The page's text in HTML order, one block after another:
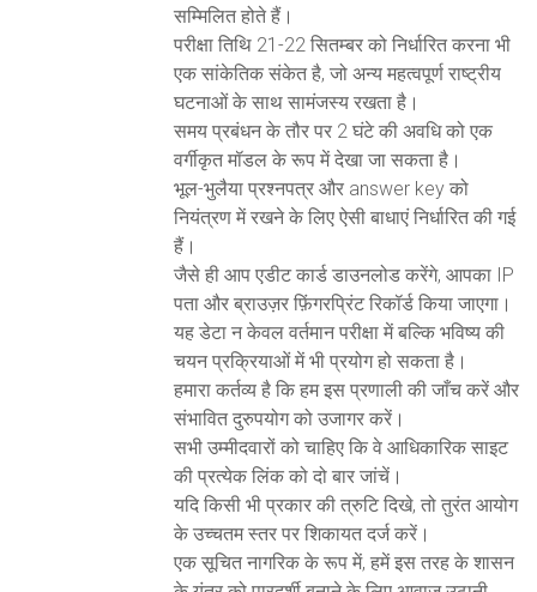
सम्मिलित होते हैं।
परीक्षा तिथि 21-22 सितम्बर को निर्धारित करना भी
एक सांकेतिक संकेत है, जो अन्य महत्वपूर्ण राष्ट्रीय
घटनाओं के साथ सामंजस्य रखता है।
समय प्रबंधन के तौर पर 2 घंटे की अवधि को एक
वर्गीकृत मॉडल के रूप में देखा जा सकता है।
भूल-भुलैया प्रश्नपत्र और answer key को
नियंत्रण में रखने के लिए ऐसी बाधाएं निर्धारित की गई
हैं।
जैसे ही आप एडीट कार्ड डाउनलोड करेंगे, आपका IP
पता और ब्राउज़र फ़िंगरप्रिंट रिकॉर्ड किया जाएगा।
यह डेटा न केवल वर्तमान परीक्षा में बल्कि भविष्य की
चयन प्रक्रियाओं में भी प्रयोग हो सकता है।
हमारा कर्तव्य है कि हम इस प्रणाली की जाँच करें और
संभावित दुरुपयोग को उजागर करें।
सभी उम्मीदवारों को चाहिए कि वे आधिकारिक साइट
की प्रत्येक लिंक को दो बार जांचें।
यदि किसी भी प्रकार की त्रुटि दिखे, तो तुरंत आयोग
के उच्चतम स्तर पर शिकायत दर्ज करें।
एक सूचित नागरिक के रूप में, हमें इस तरह के शासन